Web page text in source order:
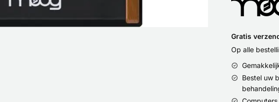
Gratis
Op alle
Bestel uw